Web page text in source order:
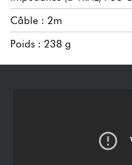
Câble : 2m
Poids : 238 g